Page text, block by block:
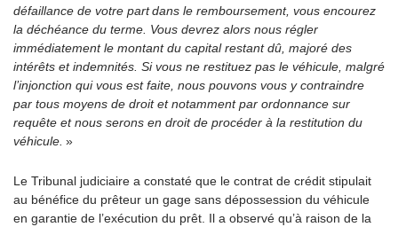
défaillance de votre part dans le remboursement, vous encourez
la déchéance du terme. Vous devrez alors nous régler
immédiatement le montant du capital restant dû, majoré des
intérêts et indemnités. Si vous ne restituez pas le véhicule, malgré
l’injonction qui vous est faite, nous pouvons vous y contraindre
par tous moyens de droit et notamment par ordonnance sur
requête et nous serons en droit de procéder à la restitution du
véhicule. »
Le Tribunal judiciaire a constaté que le contrat de crédit stipulait
au bénéfice du prêteur un gage sans dépossession du véhicule
en garantie de l’exécution du prêt. Il a observé qu’à raison de la